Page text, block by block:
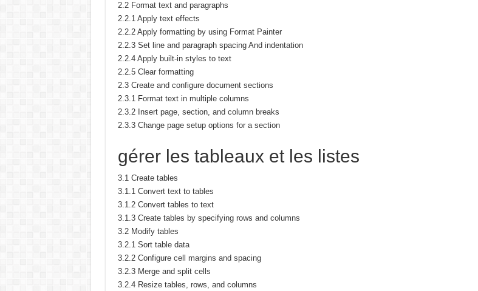
2.2 Format text and paragraphs
2.2.1 Apply text effects
2.2.2 Apply formatting by using Format Painter
2.2.3 Set line and paragraph spacing And indentation
2.2.4 Apply built-in styles to text
2.2.5 Clear formatting
2.3 Create and configure document sections
2.3.1 Format text in multiple columns
2.3.2 Insert page, section, and column breaks
2.3.3 Change page setup options for a section
gérer les tableaux et les listes
3.1 Create tables
3.1.1 Convert text to tables
3.1.2 Convert tables to text
3.1.3 Create tables by specifying rows and columns
3.2 Modify tables
3.2.1 Sort table data
3.2.2 Configure cell margins and spacing
3.2.3 Merge and split cells
3.2.4 Resize tables, rows, and columns